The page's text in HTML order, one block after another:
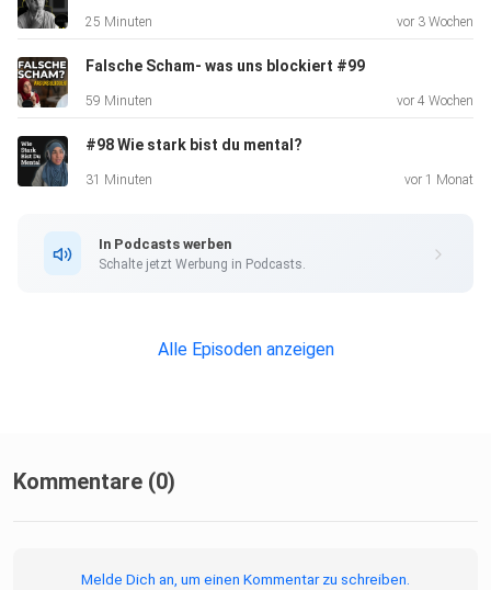
Ihr könnt Marcel erreichen:
www.marcelkaya.de und per Email: info@marcelkaya.de
Damit mein Kanal noch größer wird, unterstützt mich bitte!
https://www.tiktok.com/@podcast.naehr.wert
25 Minuten vor 3 Wochen
Falsche Scham- was uns blockiert #99
59 Minuten vor 4 Wochen
#98 Wie stark bist du mental?
31 Minuten vor 1 Monat
In Podcasts werben
Schalte jetzt Werbung in Podcasts.
Alle Episoden anzeigen
Kommentare (0)
Melde Dich an, um einen Kommentar zu schreiben.